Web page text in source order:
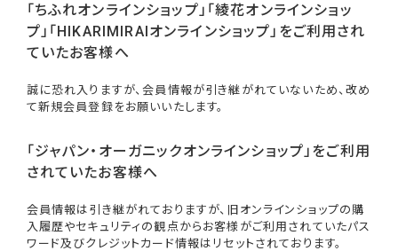
「ちふれオンラインショップ」「綾花オンラインショッ
プ」「HIKARIMIRAIオンラインショップ」をご利用され
ていたお客様へ
誠に恐れ入りますが、会員情報が引き継がれていないため、改め
て新規会員登録をお願いいたします。
「ジャパン・オーガニックオンラインショップ」をご利用
されていたお客様へ
会員情報は引き継がれておりますが、旧オンラインショップの購
入履歴やセキュリティの観点からお客様がご利用されていたパス
ワード及びクレジットカード情報はリセットされております。